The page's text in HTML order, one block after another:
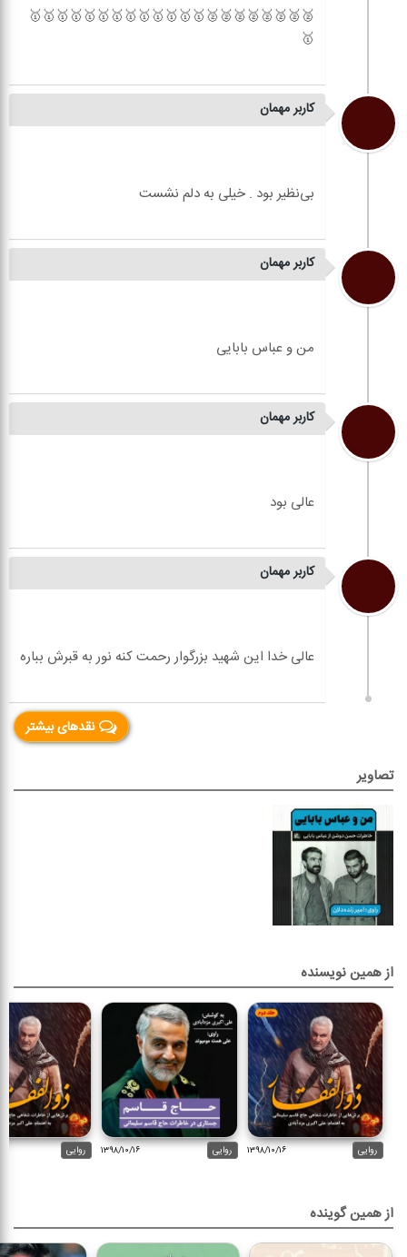
🥈🥈🥈🥈🥈🥈🥈🥈🥇🥇🥇🥇🥇🥇🥇🥇🥇🥇🥇🥇🥇
کاربر مهمان
کاربر مهمان
کاربر مهمان
کاربر مهمان
نقدهای بیشتر
تصاویر
از همین نویسنده
روایی ۱۳۹۸/۱۰/۱۶ روایی ۱۳۹۸/۱۰/۱۶ روایی
از همین گوینده